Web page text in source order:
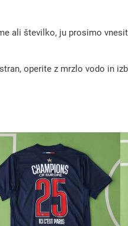
ali številko, ju prosimo
operite z mrzlo vodo in